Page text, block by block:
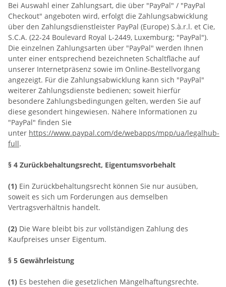
Bei Auswahl einer Zahlungsart, die über "PayPal" / "PayPal
Checkout" angeboten wird, erfolgt die Zahlungsabwicklung
über den Zahlungsdienstleister PayPal (Europe) S.à.r.l. et Cie,
S.C.A. (22-24 Boulevard Royal L-2449, Luxemburg; "PayPal").
Die einzelnen Zahlungsarten über "PayPal" werden Ihnen
unter einer entsprechend bezeichneten Schaltfläche auf
unserer Internetpräsenz sowie im Online-Bestellvorgang
angezeigt. Für die Zahlungsabwicklung kann sich "PayPal"
weiterer Zahlungsdienste bedienen; soweit hierfür
besondere Zahlungsbedingungen gelten, werden Sie auf
diese gesondert hingewiesen. Nähere Informationen zu
"PayPal" finden Sie
unter https://www.paypal.com/de/webapps/mpp/ua/legalhub-
full.
§ 4 Zurückbehaltungsrecht, Eigentumsvorbehalt
(1) Ein Zurückbehaltungsrecht können Sie nur ausüben,
soweit es sich um Forderungen aus demselben
Vertragsverhältnis handelt.
(2) Die Ware bleibt bis zur vollständigen Zahlung des
Kaufpreises unser Eigentum.
§ 5 Gewährleistung
(1) Es bestehen die gesetzlichen Mängelhaftungsrechte.